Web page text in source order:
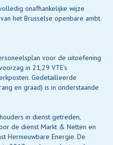
onafhankelijke wijze
het Brusselse openbare ambt.
voor de uitoefening
in 21,29 VTE’s
Gedetailleerde
en graad) is in onderstaande
in dienst getreden,
de dienst Markt & Netten en
Hernieuwbare Energie. De